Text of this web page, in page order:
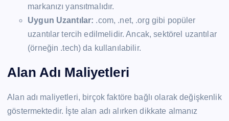
markanızı yansıtmalıdır.
Uygun Uzantılar: .com, .net, .org gibi popüler
uzantılar tercih edilmelidir. Ancak, sektörel uzantılar
(örneğin .tech) da kullanılabilir.
Alan Adı Maliyetleri
Alan adı maliyetleri, birçok faktöre bağlı olarak değişkenlik
göstermektedir. İşte alan adı alırken dikkate almanız